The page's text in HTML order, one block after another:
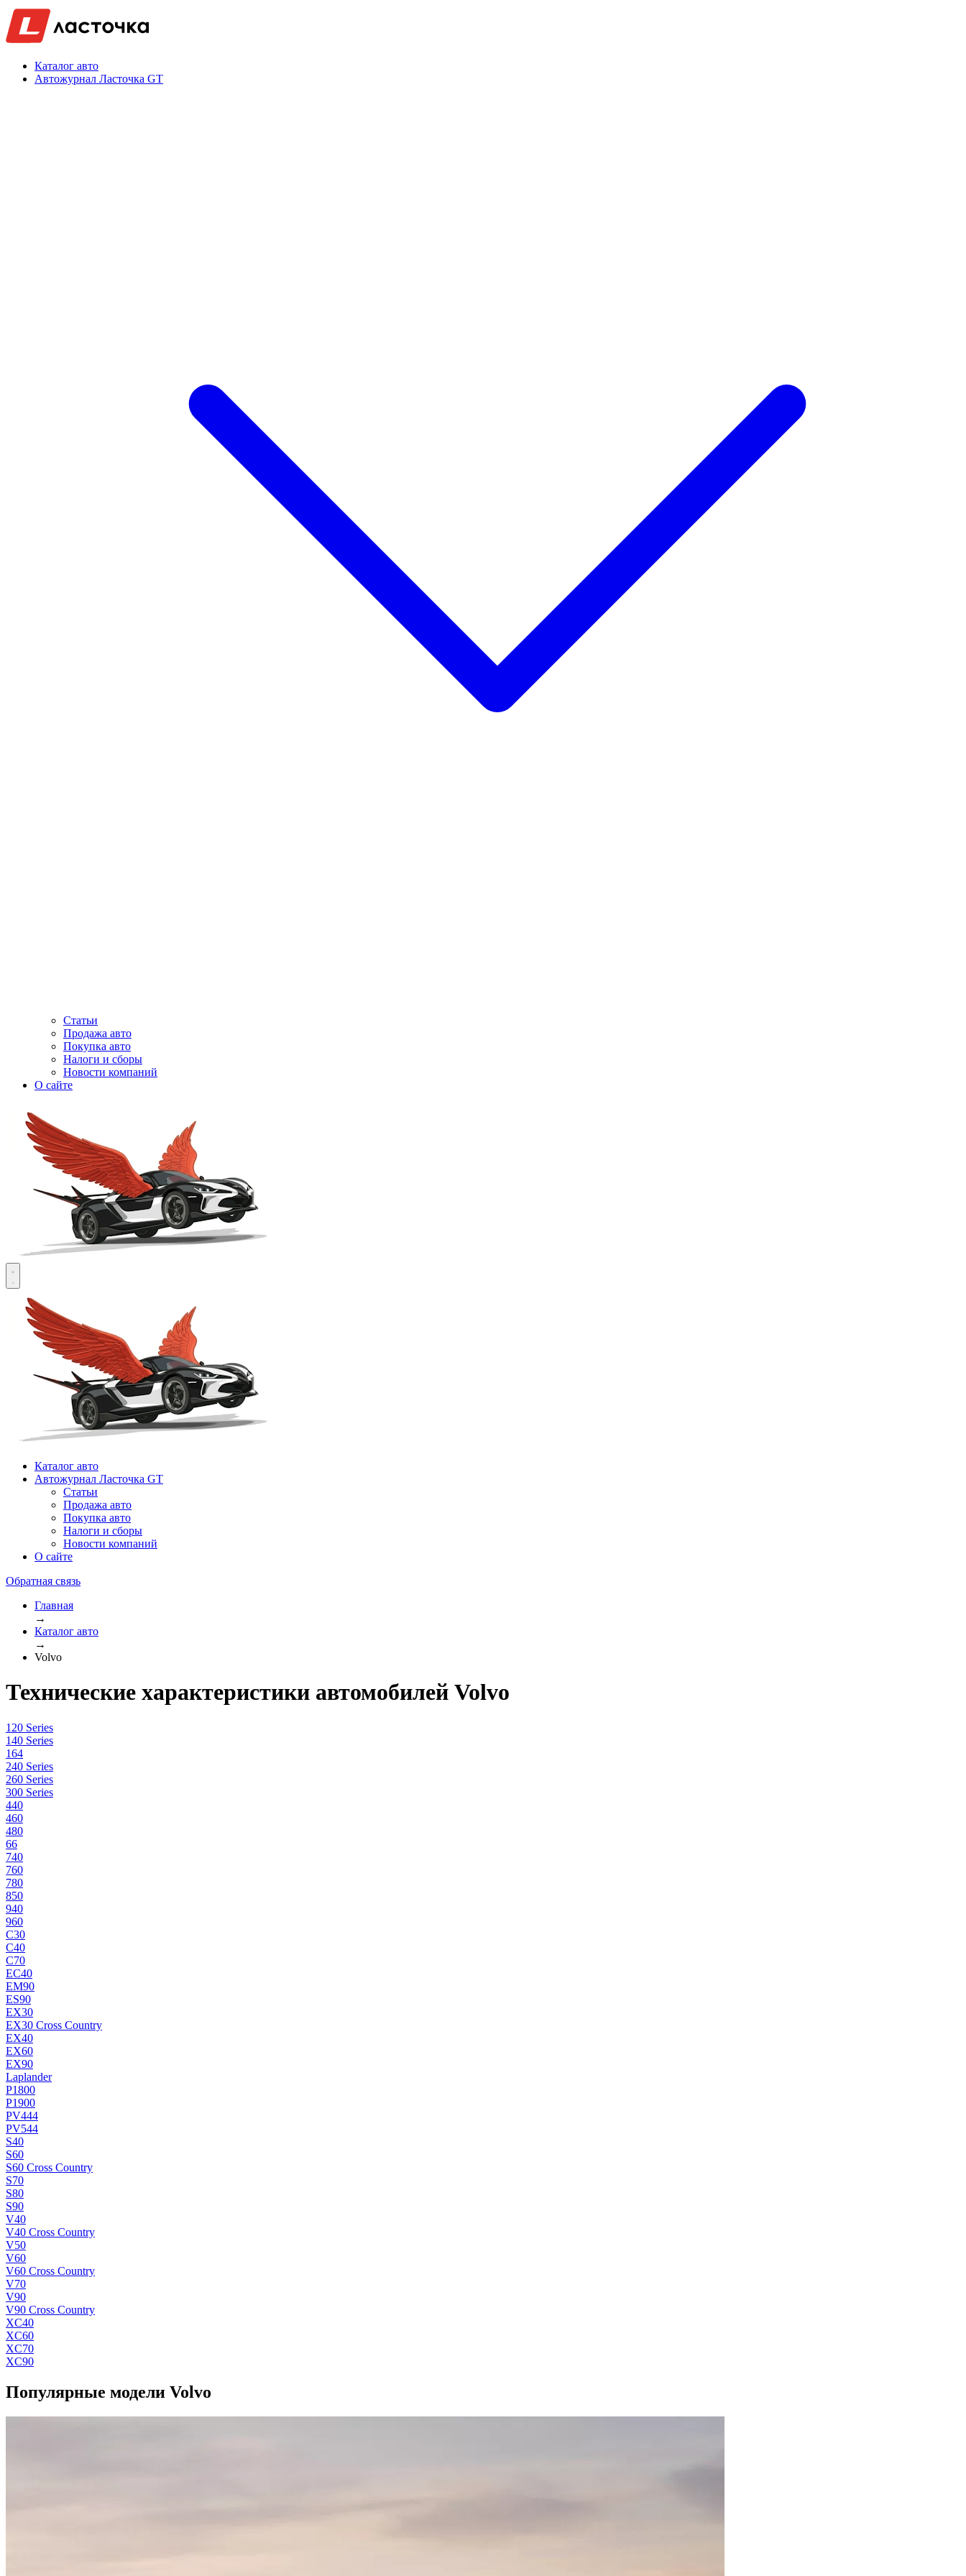
Каталог авто
Автожурнал Ласточка GT
Статьи
Продажа авто
Покупка авто
Налоги и сборы
Новости компаний
О сайте
Каталог авто
Автожурнал Ласточка GT
Статьи
Продажа авто
Покупка авто
Налоги и сборы
Новости компаний
О сайте
Обратная связь
Главная
→
Каталог авто
→
Volvo
Технические характеристики автомобилей Volvo
120 Series
140 Series
164
240 Series
260 Series
300 Series
440
460
480
66
740
760
780
850
940
960
C30
C40
C70
EC40
EM90
ES90
EX30
EX30 Cross Country
EX40
EX60
EX90
Laplander
P1800
P1900
PV444
PV544
S40
S60
S60 Cross Country
S70
S80
S90
V40
V40 Cross Country
V50
V60
V60 Cross Country
V70
V90
V90 Cross Country
XC40
XC60
XC70
XC90
Популярные модели Volvo